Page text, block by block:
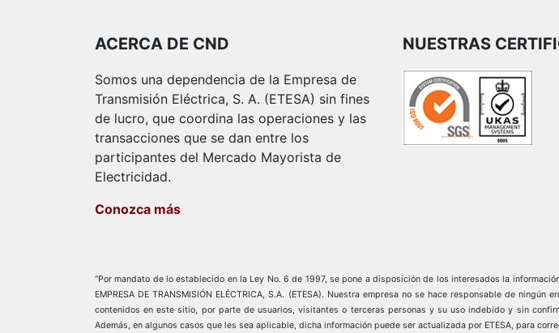
ACERCA DE CND
Somos una dependencia de la Empresa de
Transmisión Eléctrica, S. A. (ETESA) sin fines
de lucro, que coordina las operaciones y las
transacciones que se dan entre los
participantes del Mercado Mayorista de
Electricidad.
Conozca más
NUESTRAS
“Por mandato de lo establecido en la Ley No. 6 de 1997, se pone a disposición de los interesados la
EMPRESA DE TRANSMISIÓN ELÉCTRICA, S.A. (ETESA). Nuestra empresa no se hace responsable de
contenidos en este sitio, por parte de usuarios, visitantes o terceras personas y su uso indebido y sin
Además, en algunos casos que les sea aplicable, dicha información puede ser actualizada por ETESA, para